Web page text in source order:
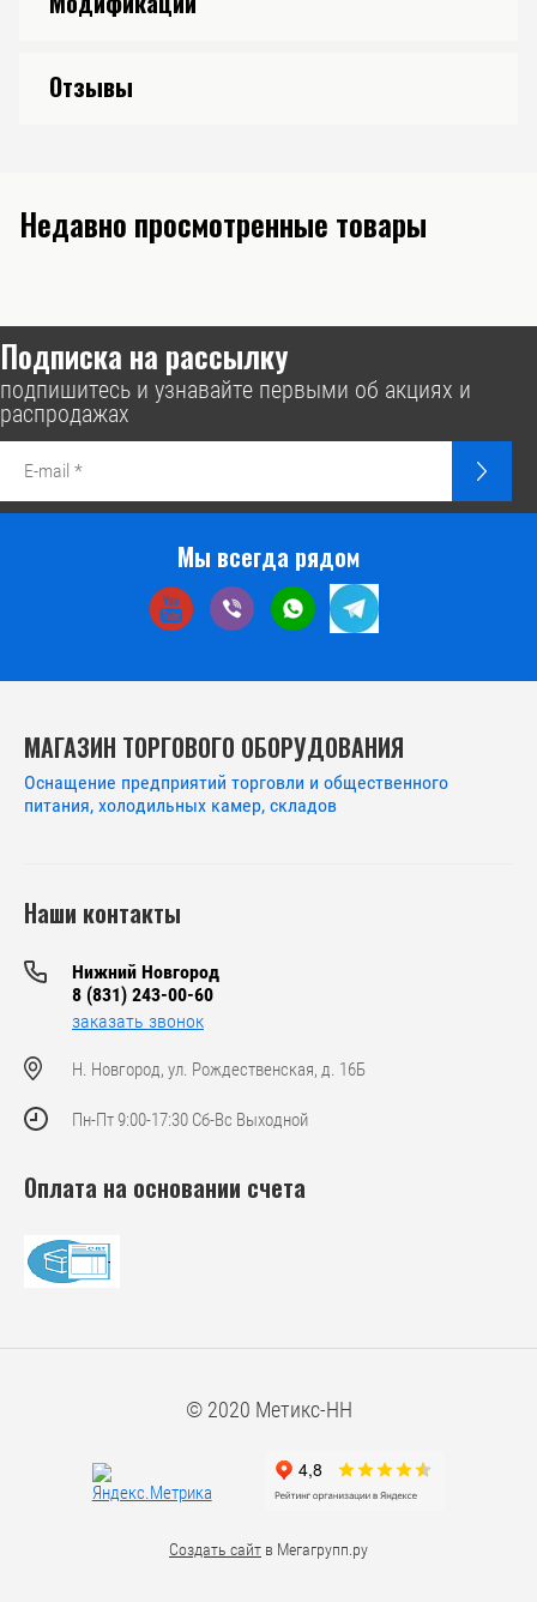
Отзывы
Недавно просмотренные товары
Подписка на рассылку
подпишитесь и узнавайте первыми об акциях и
распродажах
Мы всегда рядом
МАГАЗИН ТОРГОВОГО ОБОРУДОВАНИЯ
Оснащение предприятий торговли и общественного
питания, холодильных камер, складов
Наши контакты
Нижний Новгород
8 (831) 243-00-60
заказать звонок
Н. Новгород, ул. Рождественская, д. 16Б
Пн-Пт 9:00-17:30 Сб-Вс Выходной
Оплата на основании счета
© 2020 Метикс-НН
Создать сайт в Мегагрупп.ру